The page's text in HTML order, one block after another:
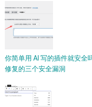
你简单用 AI 写的插件就安全
修复的三个安全漏洞